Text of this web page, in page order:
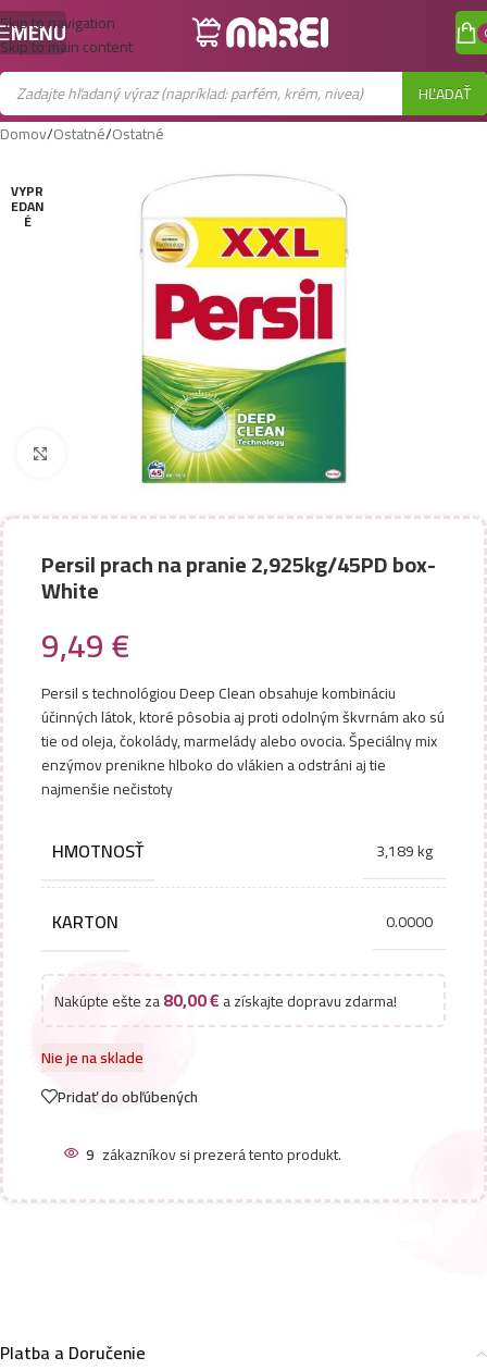
Skip to navigation
Skip to main content
MENU
HĽADAŤ
Domov/Ostatné/Ostatné
VYPR
EDAN
É
Zobraziť väčší obrázok
Persil prach na pranie 2,925kg/45PD box-
White
9,49€
Persil s technológiou Deep Clean obsahuje kombináciu
účinných látok, ktoré pôsobia aj proti odolným škvrnám ako sú
tie od oleja, čokolády, marmelády alebo ovocia. Špeciálny mix
enzýmov prenikne hlboko do vlákien a odstráni aj tie
najmenšie nečistoty
HMOTNOSŤ 3,189 kg
KARTON 0.0000
Nakúpte ešte za80,00€a získajte dopravu zdarma!
Nie je na sklade
Pridať do obľúbených
9 zákazníkov si prezerá tento produkt.
Platba a Doručenie